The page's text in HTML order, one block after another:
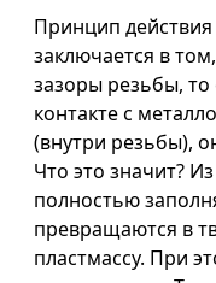
Принцип
заключается в
зазоры резьбы,
контакте с
(внутри резьбы),
Что это значит?
полностью
превращаются в
пластмассу. При